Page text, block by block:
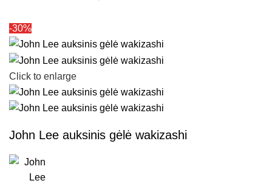
-30%
Click to enlarge
John Lee auksinis gėlė wakizashi